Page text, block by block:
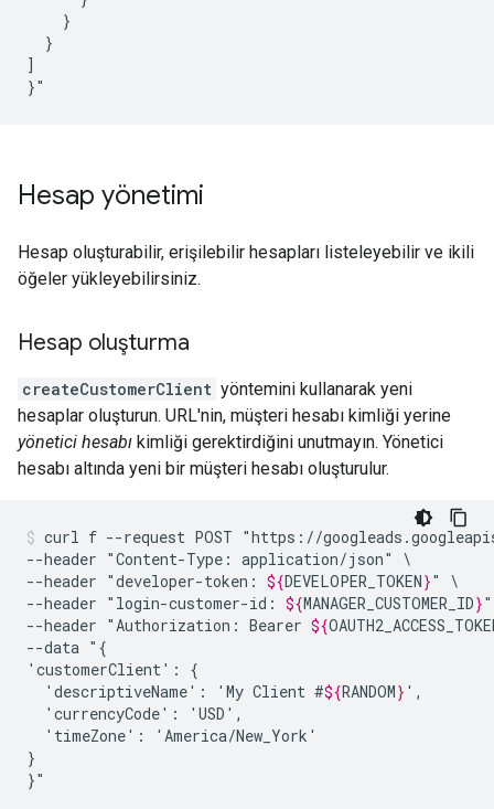
}
]
}"
Hesap yönetimi
Hesap oluşturabilir, erişilebilir hesapları listeleyebilir ve ikili
öğeler yükleyebilirsiniz.
Hesap oluşturma
createCustomerClient yöntemini kullanarak yeni
hesaplar oluşturun. URL'nin, müşteri hesabı kimliği yerine
yönetici hesabı kimliği gerektirdiğini unutmayın. Yönetici
hesabı altında yeni bir müşteri hesabı oluşturulur.
curl f --request POST "https://
--header "Content-Type: application/json"
\
--header "developer-token: ${DEVELOPER_TOKEN}"
\
--header "login-customer-id: ${MANAGER_CUSTOMER_ID}"
--header "Authorization: Bearer ${
--data "{
'customerClient':
'descriptiveName':
'My Client #${RANDOM}
'currencyCode':
'timeZone':
'America/New_York'
}
}"